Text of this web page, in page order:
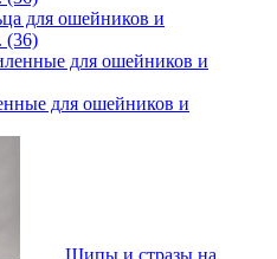
для ошейников и
(36)
для ошейников и
Шипы и стразы на